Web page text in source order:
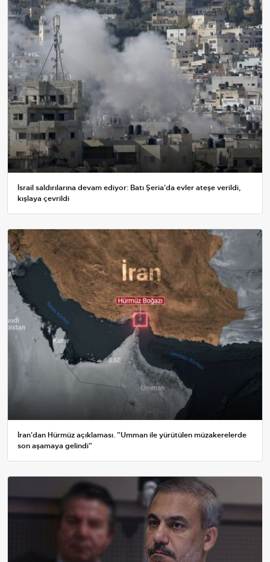
İsrail saldırılarına devam ediyor: Batı Şeria'da evler ateşe verildi,
kışlaya çevrildi
İran'dan Hürmüz açıklaması. "Umman ile yürütülen müzakerelerde
son aşamaya gelindi"